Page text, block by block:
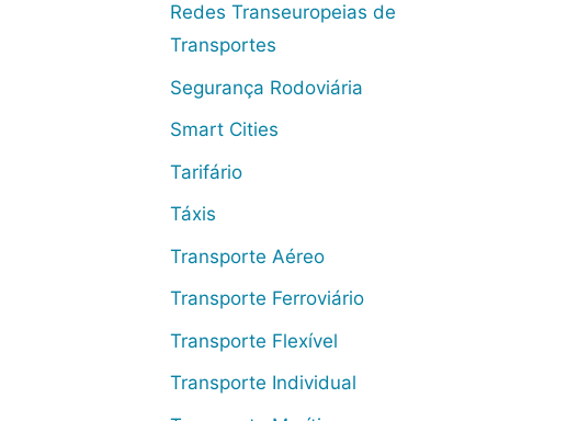
Redes Transeuropeias de
Transportes
Segurança Rodoviária
Smart Cities
Tarifário
Táxis
Transporte Aéreo
Transporte Ferroviário
Transporte Flexível
Transporte Individual